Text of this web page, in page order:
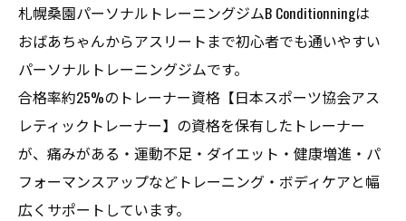
札幌桑園パーソナルトレーニングジムB Conditionningは
おばあちゃんからアスリートまで初心者でも通いやすい
パーソナルトレーニングジムです。
合格率約25%のトレーナー資格【日本スポーツ協会アス
レティックトレーナー】の資格を保有したトレーナー
が、痛みがある・運動不足・ダイエット・健康増進・パ
フォーマンスアップなどトレーニング・ボディケアと幅
広くサポートしています。